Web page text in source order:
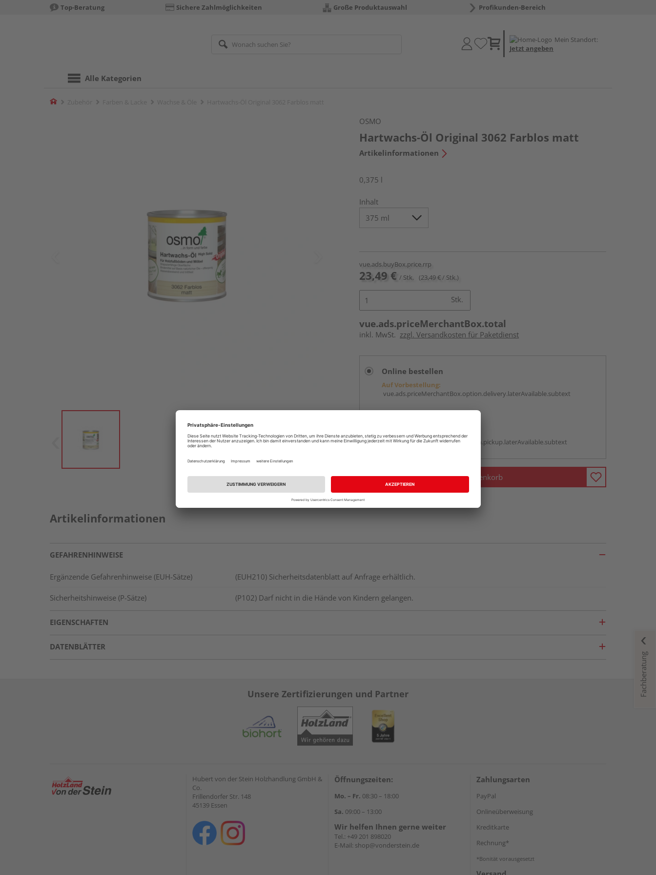
Top-Beratung Sichere Zahlmöglichkeiten Große Produktauswahl Profikunden-Bereich
Mein Standort:
Jetzt angeben
Alle Kategorien
Home
OSMO
Hartwachs-Öl Original 3062 Farblos matt
Artikelinformationen
0,375 l
Inhalt
vue.ads.buyBox.price.rrp
23,49 € / Stk. (23,49 € / Stk.)
Stk.
vue.ads.priceMerchantBox.total
inkl. MwSt. zzgl. Versandkosten für Paketdienst
Online bestellen
Auf Vorbestellung:
vue.ads.priceMerchantBox.option.delivery.laterAvailable.subtext
Auf Vorbestellung:
vue.ads.priceMerchantBox.option.pickup.laterAvailable.subtext
In den Warenkorb
Artikelinformationen
GEFAHRENHINWEISE
Ergänzende Gefahrenhinweise (EUH-Sätze) (EUH210) Sicherheitsdatenblatt auf Anfrage erhältlich.
Sicherheitshinweise (P-Sätze) (P102) Darf nicht in die Hände von Kindern gelangen.
EIGENSCHAFTEN
DATENBLÄTTER
Fachberatung
Unsere Zertifizierungen und Partner
Hubert von der Stein Holzhandlung GmbH &
Co.
Frillendorfer Str. 148
45139 Essen
Öffnungszeiten:
Mo. – Fr. 08:30 – 18:00
Sa. 09:00 – 13:00
Wir helfen Ihnen gerne weiter
Tel.: +49 201 898020
E-Mail: shop@vonderstein.de
Zahlungsarten
PayPal
Onlineüberweisung
Kreditkarte
Rechnung*
*Bonität vorausgesetzt